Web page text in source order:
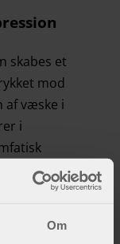
Om
skabes et
mod
af væske i
i
for
trykke på